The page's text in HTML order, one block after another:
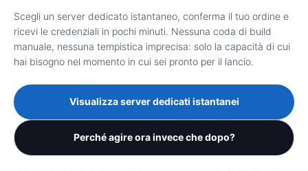
Scegli un server dedicato istantaneo, conferma il tuo ordine e
ricevi le credenziali in pochi minuti. Nessuna coda di build
manuale, nessuna tempistica imprecisa: solo la capacità di cui
hai bisogno nel momento in cui sei pronto per il lancio.
Visualizza server dedicati istantanei
Perché agire ora invece che dopo?